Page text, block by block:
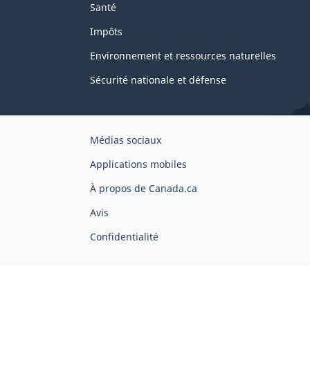
Santé
Impôts
Environnement et ressources naturelles
Sécurité nationale et défense
Organisation
gouvernement
du
Canada
Médias sociaux
Applications mobiles
À propos de Canada.ca
Avis
Confidentialité